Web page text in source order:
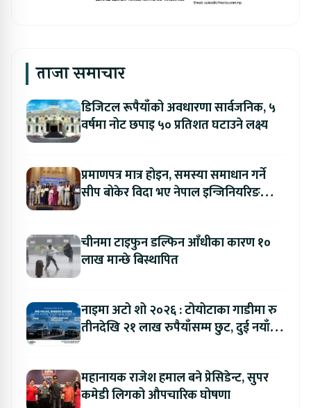
ताजा समाचार
डिजिटल रूपैयाँको अवधारणा सार्वजनिक, ५
वर्षमा नोट छपाइ ५० प्रतिशत घटाउने लक्ष्य
प्रमाणपत्र मात्र होइन, समस्या समाधान गर्ने
सीप बोकेर विदा भए नेपाल इन्जिनियरिङ
चीनमा टाइफुन डल्फिन आँधीका कारण १०
लाख मान्छे बिस्थापित
नाइमा अटो शो २०२६ : टोयोटाका गाडीमा रु
तीनदेखि २१ लाख रुपैयाँसम्म छुट, दुई नयाँ
महानायक राजेश हमाल बने प्रेसिडेन्ट, सुपर
कमेडी लिगको औपचारिक घोषणा